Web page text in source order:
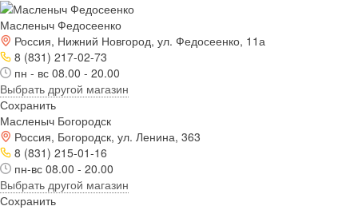
Масленыч Федосеенко
Россия, Нижний Новгород, ул. Федосеенко, 11а
8 (831) 217-02-73
пн - вс 08.00 - 20.00
Выбрать другой магазин
Сохранить
Масленыч Богородск
Россия, Богородск, ул. Ленина, 363
8 (831) 215-01-16
пн-вс 08.00 - 20.00
Выбрать другой магазин
Сохранить